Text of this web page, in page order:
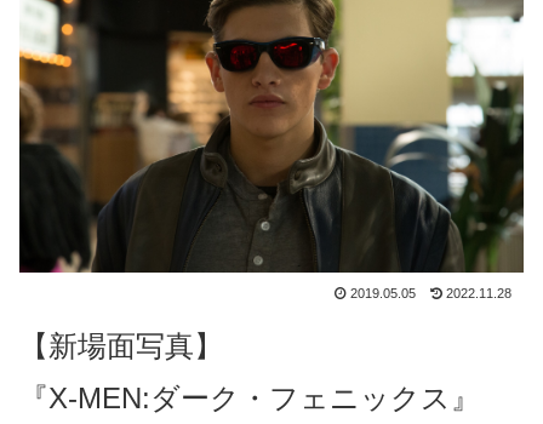
2019.05.05 2022.11.28
【新場面写真】
『X-MEN:ダーク・フェニックス』